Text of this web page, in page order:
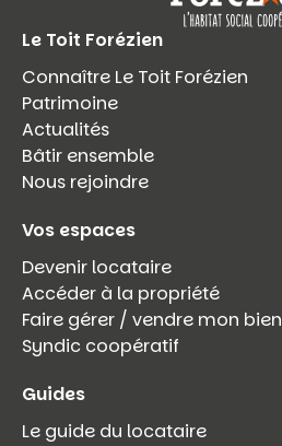
Le Toit Forézien
Connaître Le Toit Forézien
Patrimoine
Actualités
Bâtir ensemble
Nous rejoindre
Vos espaces
Devenir locataire
Accéder à la propriété
Faire gérer / vendre mon bien
Syndic coopératif
Guides
Le guide du locataire